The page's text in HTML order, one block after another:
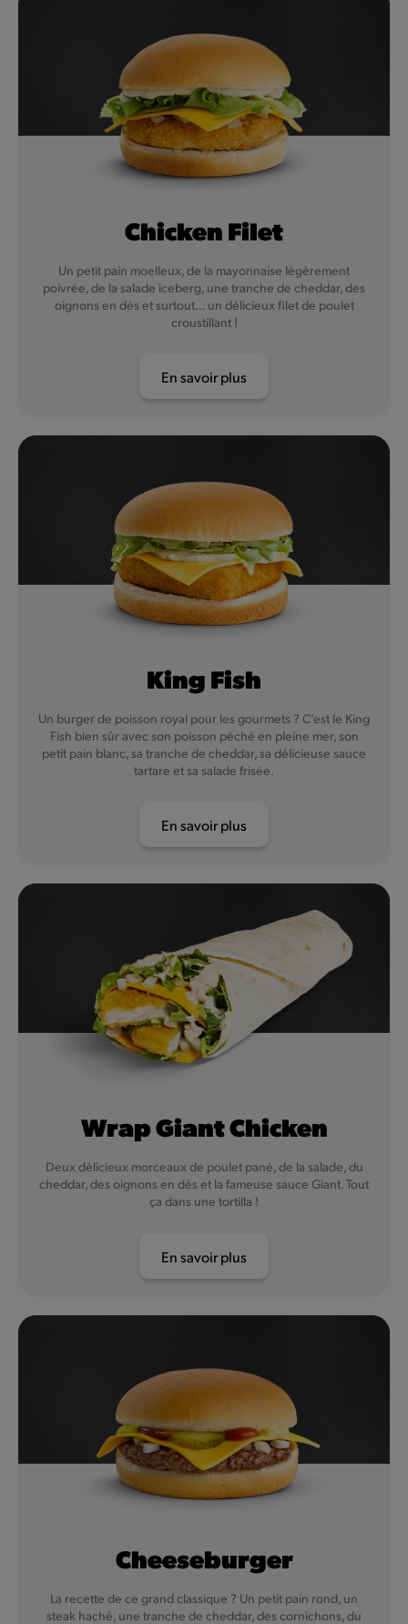
Chicken Filet
Un petit pain moelleux, de la mayonnaise légèrement
poivrée, de la salade iceberg, une tranche de cheddar, des
oignons en dés et surtout… un délicieux filet de poulet
croustillant !
En savoir plus
King Fish
Un burger de poisson royal pour les gourmets ? C’est le King
Fish bien sûr avec son poisson pêché en pleine mer, son
petit pain blanc, sa tranche de cheddar, sa délicieuse sauce
tartare et sa salade frisée.
En savoir plus
Wrap Giant Chicken
Deux délicieux morceaux de poulet pané, de la salade, du
cheddar, des oignons en dés et la fameuse sauce Giant. Tout
ça dans une tortilla !
En savoir plus
Cheeseburger
La recette de ce grand classique ? Un petit pain rond, un
steak haché, une tranche de cheddar, des cornichons, du